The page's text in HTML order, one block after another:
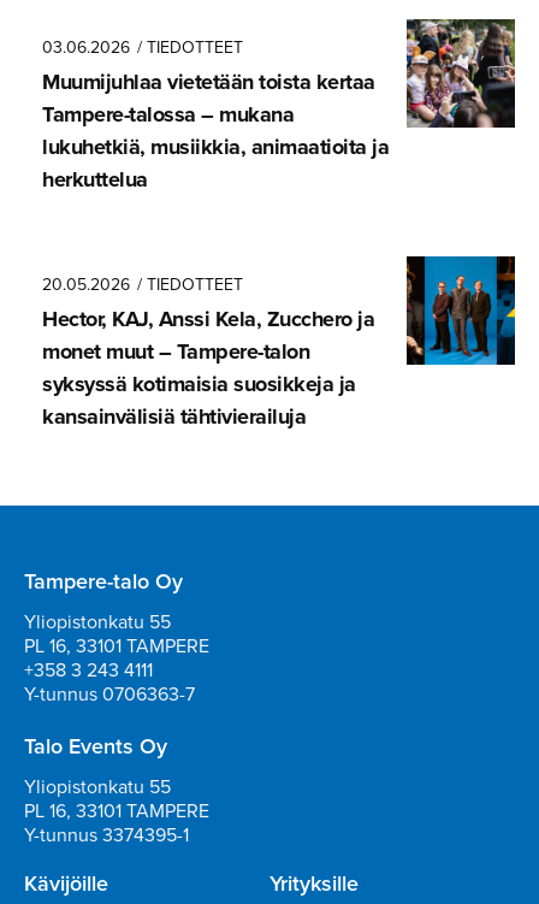
03.06.2026 / TIEDOTTEET
Muumijuhlaa vietetään toista kertaa
Tampere-ta­lossa – mukana
lukuhetkiä, musiikkia, animaatioita ja
herkuttelua
20.05.2026 / TIEDOTTEET
Hector, KAJ, Anssi Kela, Zucchero ja
monet muut – Tampere-talon
syksyssä kotimaisia suosikkeja ja
kansainvä­lisiä tähtivie­railuja
Tampere-talo Oy
Yliopistonkatu 55
PL 16, 33101 TAMPERE
+358 3 243 4111
Y-tunnus 0706363-7
Talo Events Oy
Yliopistonkatu 55
PL 16, 33101 TAMPERE
Y-tunnus 3374395-1
Kävijöille Yrityksille